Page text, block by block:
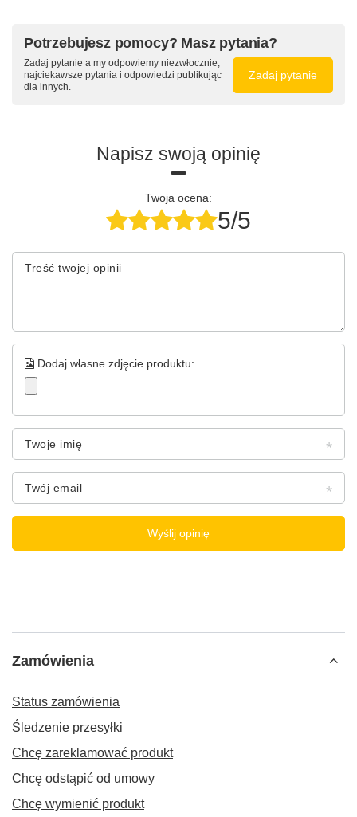
Potrzebujesz pomocy? Masz pytania?
Zadaj pytanie a my odpowiemy niezwłocznie,
najciekawsze pytania i odpowiedzi publikując
dla innych.
Zadaj pytanie
Napisz swoją opinię
Twoja ocena:
5/5
Treść twojej opinii
Dodaj własne zdjęcie produktu:
Twoje imię
Twój email
Wyślij opinię
Zamówienia
Status zamówienia
Śledzenie przesyłki
Chcę zareklamować produkt
Chcę odstąpić od umowy
Chcę wymienić produkt